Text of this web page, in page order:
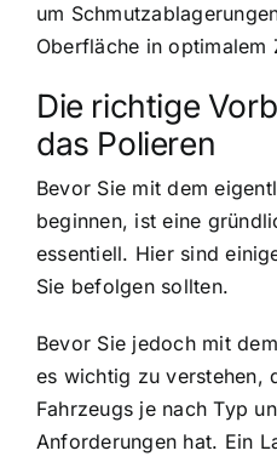
um
Oberfläche in optimalem
Die richtige
das Polieren
Bevor Sie mit dem
beginnen, ist eine
essentiell. Hier sind
Sie befolgen sollten.
Bevor Sie jedoch mit
es wichtig zu verstehen,
Fahrzeugs je nach Typ
Anforderungen hat. Ein